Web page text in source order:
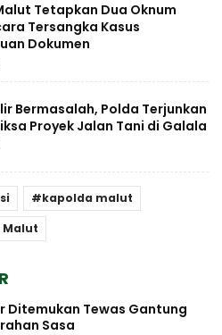
Tetapkan Dua Oknum
Tersangka Kasus
Dokumen
Bermasalah, Polda Terjunkan
Proyek Jalan Tani di Galala
kapolda malut
Malut
Ditemukan Tewas Gantung
Sasa